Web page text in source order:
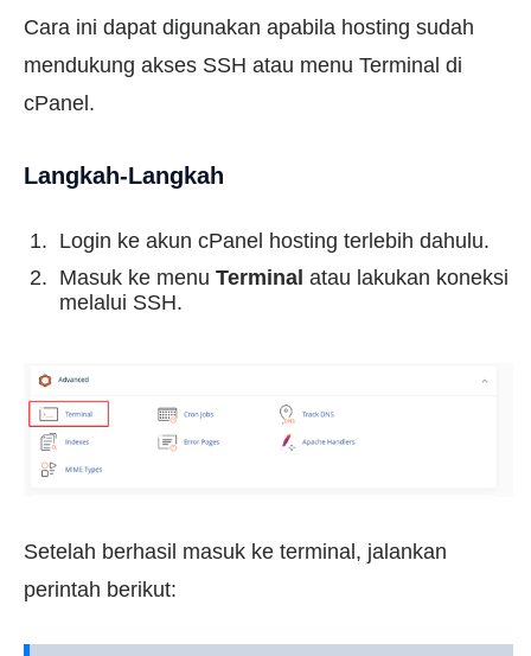
Cara ini dapat digunakan apabila hosting sudah
mendukung akses SSH atau menu Terminal di
cPanel.
Langkah-Langkah
Login ke akun cPanel hosting terlebih dahulu.
Masuk ke menu Terminal atau lakukan koneksi
melalui SSH.
Setelah berhasil masuk ke terminal, jalankan
perintah berikut: